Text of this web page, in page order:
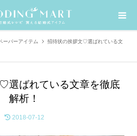
ーパーアイテム
招待状の挨拶文♡選ばれている文
選ばれている文章を徹底
解析！
2018-07-12